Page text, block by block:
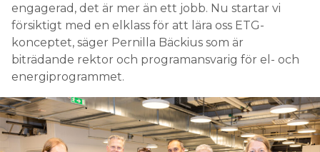
engagerad, det är mer än ett jobb. Nu startar vi
försiktigt med en elklass för att lära oss ETG-
konceptet, säger Pernilla Bäckius som är
biträdande rektor och programansvarig för el- och
energiprogrammet.